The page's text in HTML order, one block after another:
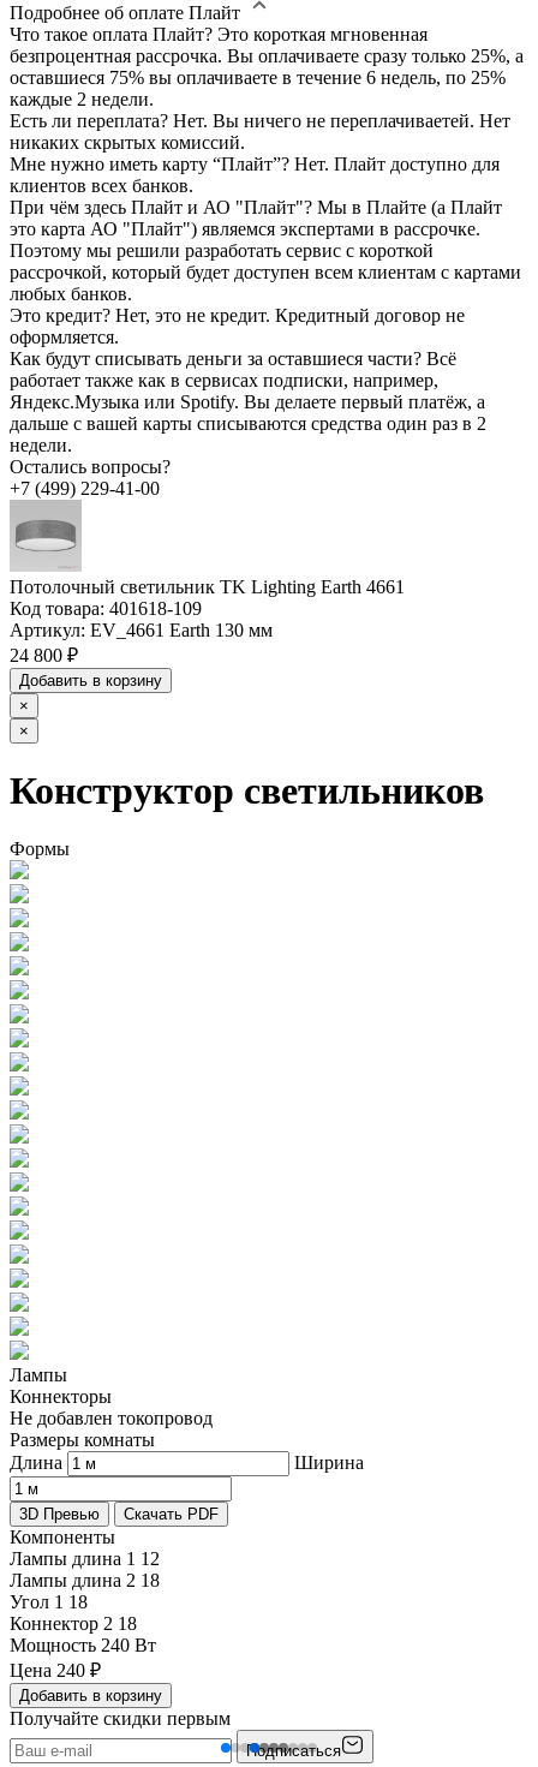
Подробнее об оплате Плайт
Что такое оплата Плайт? Это короткая мгновенная
безпроцентная рассрочка. Вы оплачиваете сразу только 25%, а
оставшиеся 75% вы оплачиваете в течение 6 недель, по 25%
каждые 2 недели.
Есть ли переплата? Нет. Вы ничего не переплачиваетей. Нет
никаких скрытых комиссий.
Мне нужно иметь карту “Плайт”? Нет. Плайт доступно для
клиентов всех банков.
При чём здесь Плайт и АО "Плайт"? Мы в Плайте (а Плайт
это карта АО "Плайт") являемся экспертами в рассрочке.
Поэтому мы решили разработать сервис с короткой
рассрочкой, который будет доступен всем клиентам с картами
любых банков.
Это кредит? Нет, это не кредит. Кредитный договор не
оформляется.
Как будут списывать деньги за оставшиеся части? Всё
работает также как в сервисах подписки, например,
Яндекс.Музыка или Spotify. Вы делаете первый платёж, а
дальше с вашей карты списываются средства один раз в 2
недели.
Остались вопросы?
+7 (499) 229-41-00
Потолочный светильник TK Lighting Earth 4661
Код товара: 401618-109
Артикул: EV_4661 Earth 130 мм
24 800 ₽
Добавить в корзину
×
×
Конструктор светильников
Формы
Лампы
Коннекторы
Не добавлен токопровод
Размеры комнаты
Длина
Ширина
3D Превью Скачать PDF
Компоненты
Лампы длина 1 12
Лампы длина 2 18
Угол 1 18
Коннектор 2 18
Мощность 240 Вт
Цена 240 ₽
Добавить в корзину
Получайте скидки первым
Подписаться